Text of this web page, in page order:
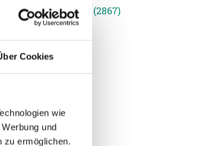
Cookies
wie
und
zu ermöglichen.
(2867)